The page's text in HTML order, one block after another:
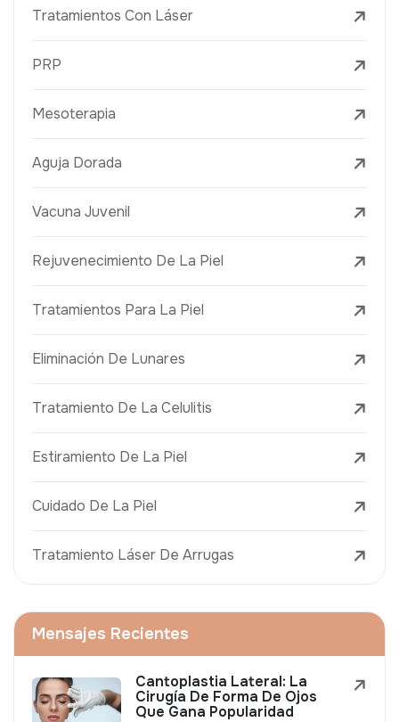
Tratamientos Con Láser
PRP
Mesoterapia
Aguja Dorada
Vacuna Juvenil
Rejuvenecimiento De La Piel
Tratamientos Para La Piel
Eliminación De Lunares
Tratamiento De La Celulitis
Estiramiento De La Piel
Cuidado De La Piel
Tratamiento Láser De Arrugas
Mensajes Recientes
Cantoplastia Lateral: La
Cirugía De Forma De Ojos
Que Gana Popularidad